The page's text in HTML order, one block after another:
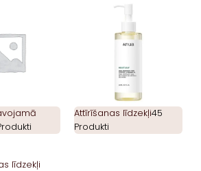
Attīrīšanas līdzekļi45
Produkti